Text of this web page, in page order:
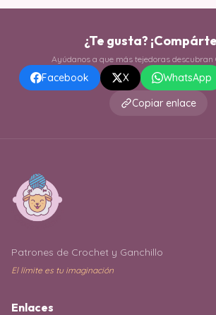
¿Te gusta?
Ayúdanos a que más tejedoras descubran
Facebook X WhatsApp
Copiar enlace
Patrones de Crochet y Ganchillo
El límite es tu imaginación
Enlaces